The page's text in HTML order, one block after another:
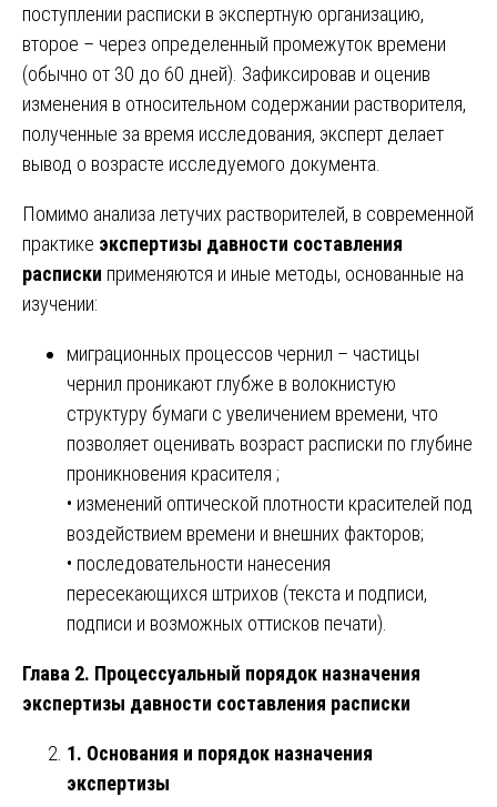
поступлении расписки в экспертную организацию,
второе – через определенный промежуток времени
(обычно от 30 до 60 дней). Зафиксировав и оценив
изменения в относительном содержании растворителя,
полученные за время исследования, эксперт делает
вывод о возрасте исследуемого документа.
Помимо анализа летучих растворителей, в современной
практике экспертизы давности составления
расписки применяются и иные методы, основанные на
изучении:
миграционных процессов чернил – частицы
чернил проникают глубже в волокнистую
структуру бумаги с увеличением времени, что
позволяет оценивать возраст расписки по глубине
проникновения красителя ;
• изменений оптической плотности красителей под
воздействием времени и внешних факторов;
• последовательности нанесения
пересекающихся штрихов (текста и подписи,
подписи и возможных оттисков печати).
Глава 2. Процессуальный порядок назначения
экспертизы давности составления расписки
1. Основания и порядок назначения
экспертизы